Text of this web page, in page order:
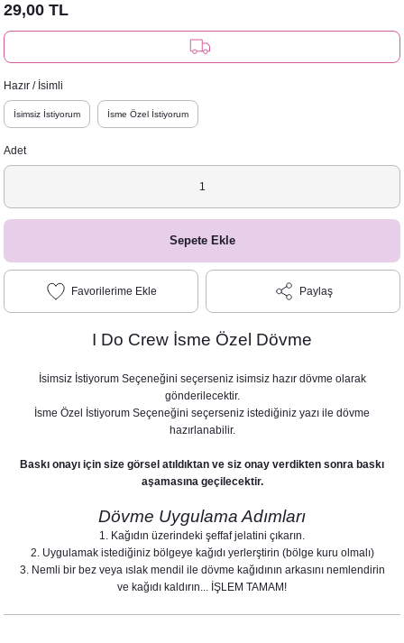
29,00 TL
Hazır / İsimli
İsimsiz İstiyorum İsme Özel İstiyorum
Adet
Sepete Ekle
Paylaş
I Do Crew İsme Özel Dövme
İsimsiz İstiyorum Seçeneğini seçerseniz isimsiz hazır dövme olarak
gönderilecektir.
İsme Özel İstiyorum Seçeneğini seçerseniz istediğiniz yazı ile dövme
hazırlanabilir.
Baskı onayı için size görsel atıldıktan ve siz onay verdikten sonra baskı
aşamasına geçilecektir.
Dövme Uygulama Adımları
1. Kağıdın üzerindeki şeffaf jelatini çıkarın.
2. Uygulamak istediğiniz bölgeye kağıdı yerlerştirin (bölge kuru olmalı)
3. Nemli bir bez veya ıslak mendil ile dövme kağıdının arkasını nemlendirin
ve kağıdı kaldırın... İŞLEM TAMAM!